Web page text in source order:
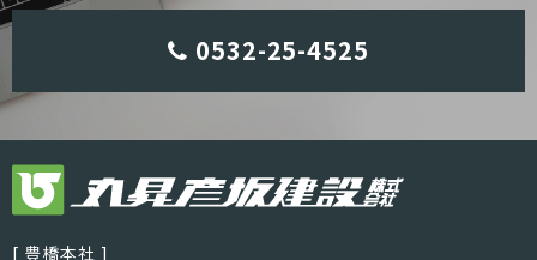
0532-25-4525
[ 豊橋本社 ]